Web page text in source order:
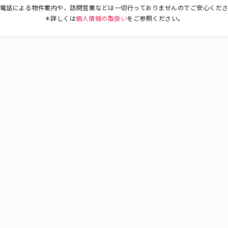
話による物件案内や、訪問営業などは一切行っておりませんのでご安心くだ
＊詳しくは個人情報の取扱いをご参照ください。